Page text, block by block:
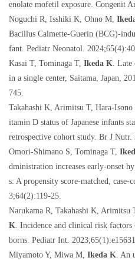
enolate mofetil exposure. Congenit
Noguchi R, Isshiki K, Ohno M,
Bacillus Calmette-Guerin (BCG)-
fant. Pediatr Neonatol.
Kasai T, Tominaga T, Ikeda K. Late
in a single center, Saitama, Japan,
745.
Takahashi K, Arimitsu T, Hara-Isono
itamin D status of Japanese infants
retrospective cohort study. Br J
Omori-Shimano S, Tominaga T,
dministration increases early-onset
s: A propensity score-matched,
3;64(2):119-25.
Narukama R, Takahashi K,
K. Incidence and clinical risk factors
borns. Pediatr Int.
Miyamoto Y, Miwa M, Ikeda K. An